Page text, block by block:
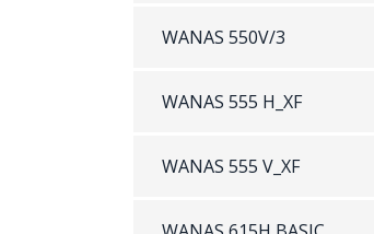
WANAS 550V/3
WANAS 555 H_XF
WANAS 555 V_XF